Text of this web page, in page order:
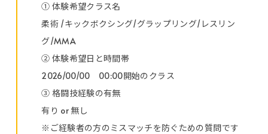
① 体験希望クラス名
柔術 /キックボクシング/グラップリング/レスリン
グ/MMA
② 体験希望日と時間帯
2026/00/00 00:00開始のクラス
③ 格闘技経験の有無
有り or 無し
※ご経験者の方のミスマッチを防ぐための質問です